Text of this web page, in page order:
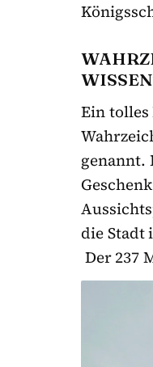
Ein
genannt.
die Stadt
Der 237